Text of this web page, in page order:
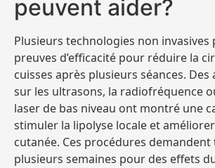
peuvent aider?
Plusieurs technologies non invasives
preuves d’efficacité pour réduire la
cuisses après plusieurs séances. Des
sur les ultrasons, la radiofréquence
laser de bas niveau ont montré une
stimuler la lipolyse locale et
cutanée. Ces procédures
plusieurs semaines pour des effets